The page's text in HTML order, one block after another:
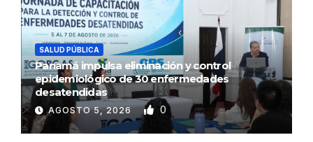
SALUD PÚBLICA
Panamá impulsa eliminación y control
epidemiológico de 30 enfermedades
desatendidas
AGOSTO 5, 2026 0